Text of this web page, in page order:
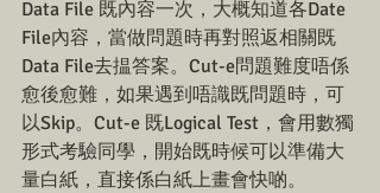
Data File 既內容一次，大概知道各Date
File內容，當做問題時再對照返相關既
Data File去揾答案。Cut-e問題難度唔係
愈後愈難，如果遇到唔識既問題時，可
以Skip。Cut-e 既Logical Test，會用數獨
形式考驗同學，開始既時候可以準備大
量白紙，直接係白紙上畫會快啲。